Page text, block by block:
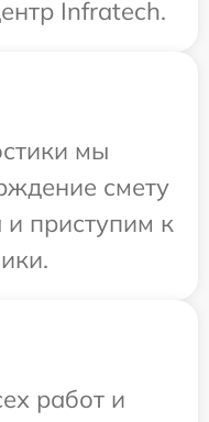
Infratech.
мы
смету
и приступим к
работ и